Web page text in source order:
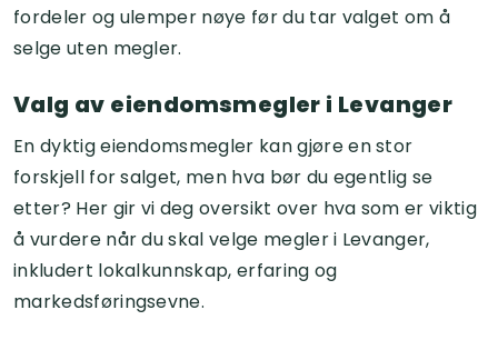
fordeler og ulemper nøye før du tar valget om å
selge uten megler.
Valg av eiendomsmegler i Levanger
En dyktig eiendomsmegler kan gjøre en stor
forskjell for salget, men hva bør du egentlig se
etter? Her gir vi deg oversikt over hva som er viktig
å vurdere når du skal velge megler i Levanger,
inkludert lokalkunnskap, erfaring og
markedsføringsevne.